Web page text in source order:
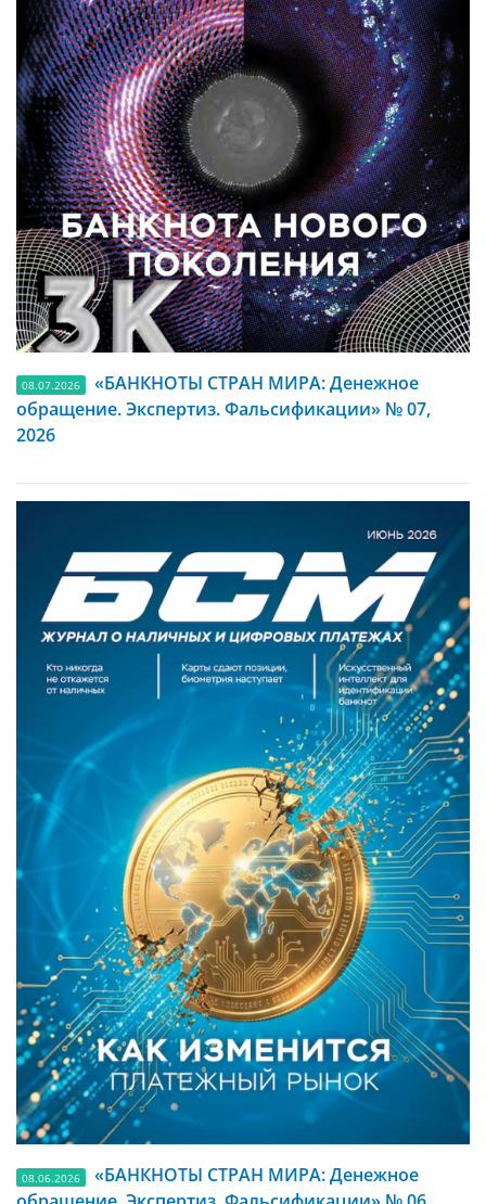
08.07.2026
«БАНКНОТЫ СТРАН МИРА: Денежное
обращение. Экспертиз. Фальсификации» № 07,
2026
08.06.2026
«БАНКНОТЫ СТРАН МИРА: Денежное